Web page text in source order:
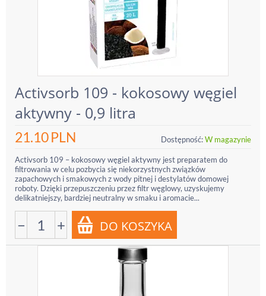
Activsorb 109 - kokosowy węgiel
aktywny - 0,9 litra
21.10PLN Dostępność:W magazynie
Activsorb 109 – kokosowy węgiel aktywny jest preparatem do
filtrowania w celu pozbycia się niekorzystnych związków
zapachowych i smakowych z wody pitnej i destylatów domowej
roboty. Dzięki przepuszczeniu przez filtr węglowy, uzyskujemy
delikatniejszy, bardziej neutralny w smaku i aromacie...
− +